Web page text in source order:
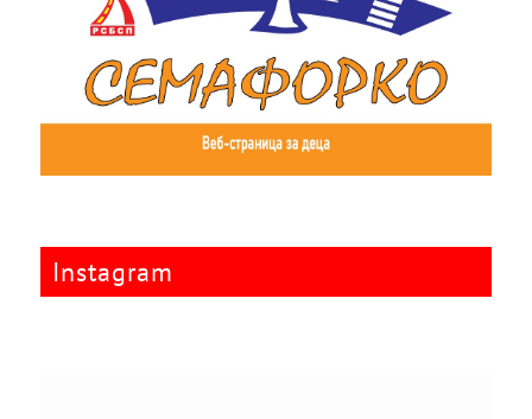
Instagram